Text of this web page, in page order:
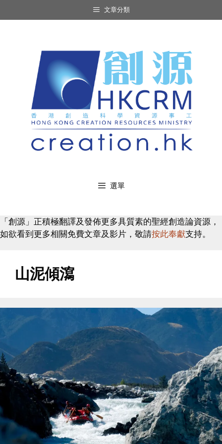
to
文章分類
選單
「創源」正積極翻譯及發佈更多具質素的聖經創造論資源，
如欲看到更多相關免費文章及影片，敬請按此奉獻支持。
山泥傾瀉